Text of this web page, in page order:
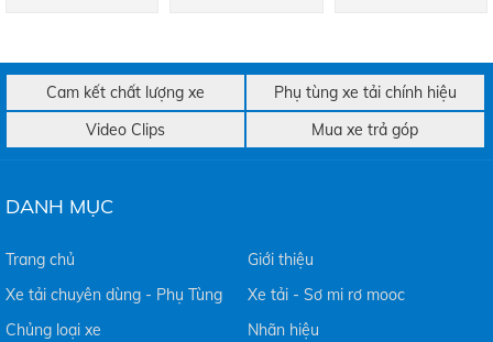
Cam kết chất lượng xe
Phụ tùng xe tải chính hiệu
Video Clips
Mua xe trả góp
DANH MỤC
Trang chủ
Giới thiệu
Xe tải chuyên dùng - Phụ Tùng
Xe tải - Sơ mi rơ mooc
Chủng loại xe
Nhãn hiệu